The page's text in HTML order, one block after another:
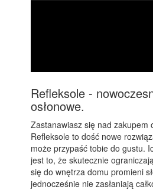
Refleksole -
osłonowe.
Zastanawiasz się nad zakupem
Refleksole to dość nowe
może przypaść tobie do gustu.
jest to, że skutecznie
się do wnętrza domu promieni
jednocześnie nie zasłaniają